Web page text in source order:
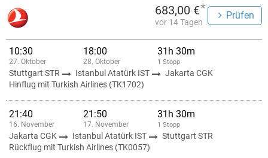
683,00 €*
vor 14 Tagen
Prüfen
10:30
27. Oktober
18:00
28. Oktober
31h 30m
1 Stopp
Stuttgart STR Istanbul Atatürk IST
Jakarta CGK
Hinflug mit Turkish Airlines (TK1702)
21:40
16. November
21:50
17. November
31h 30m
1 Stopp
Jakarta CGK Istanbul Atatürk IST
Stuttgart STR
Rückflug mit Turkish Airlines (TK0057)